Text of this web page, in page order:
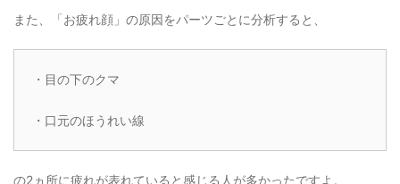
また、「お疲れ顔」の原因をパーツごとに分析すると、
・目の下のクマ
・口元のほうれい線
の2ヵ所に疲れが表れていると感じる人が多かったですよ。